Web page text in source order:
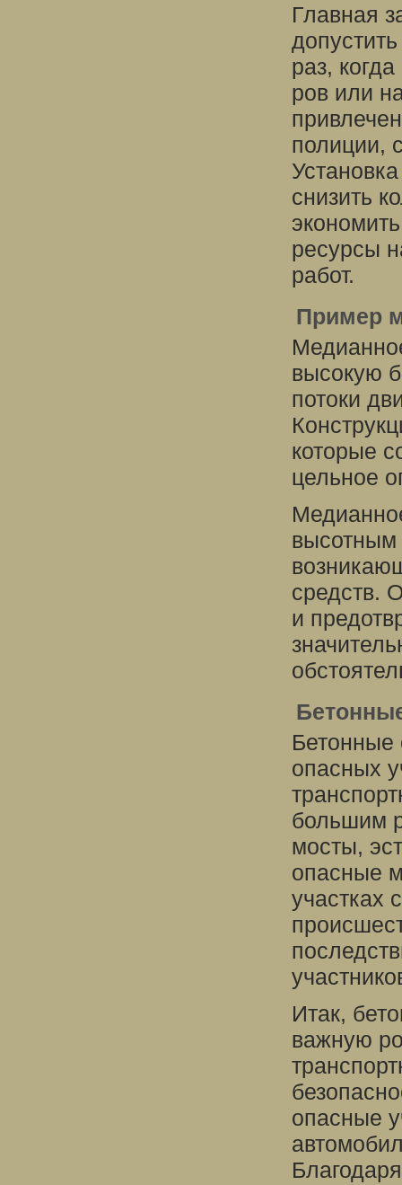
Главная
раз,
ров или
полиции,
снизить
ресурсы
работ.
Пример
высокую
потоки
которые
цельное
высотным
средств.
и
Бетонные
опасных
большим
мосты,
опасные
участках
Итак,
важную
опасные